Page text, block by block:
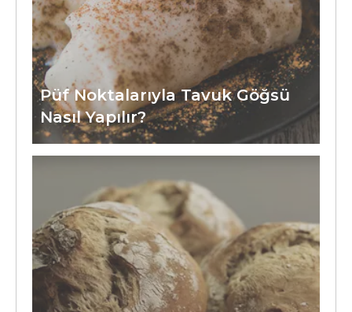
Püf Noktalarıyla Tavuk Göğsü
Nasıl Yapılır?